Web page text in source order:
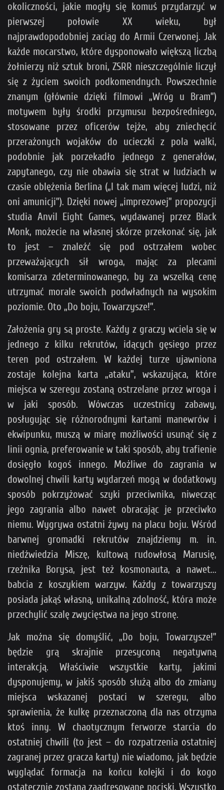
okoliczności, jakie mogły się komuś przydarzyć w
pierwszej połowie XX wieku, był
najprawdopodobniej zaciąg do Armii Czerwonej. Jak
każde mocarstwo, które dysponowało większą liczbą
żołnierzy niż sztuk broni, ZSRR nieszczególnie liczył
się z życiem swoich podkomendnych. Powszechnie
znanym (głównie dzięki filmowi „Wróg u Bram”)
motywem były środki przymusu bezpośredniego,
stosowane przez oficerów tejże, aby zniechęcić
przerażonych wojaków do ucieczki z pola walki,
podobnie jak porzekadło jednego z generałów,
zapytanego, czy nie obawia się strat w ludziach w
czasie oblężenia Berlina („I tak mam więcej ludzi, niż
oni amunicji”). Dzięki nowej „imprezowej” propozycji
studia Anvil Eight Games, wydawanej przez Black
Monk, możecie na własnej skórze przekonać się, jak
to jest – znaleźć się pod ostrzałem wobec
przeważających sił wroga, mając za plecami
komisarza zdeterminowanego, by za wszelką cenę
utrzymać morale swoich podwładnych na wysokim
poziomie. Oto „Do boju, Towarzysze!”.
Założenia gry są proste. Każdy z graczy wciela się w
jednego z kilku rekrutów, idących gęsiego przez
teren pod ostrzałem. W każdej turze ujawniona
zostaje kolejna karta „ataku”, wskazująca, które
miejsca w szeregu zostaną ostrzelane przez wroga i
w jaki sposób. Wówczas uczestnicy zabawy,
posługując się różnorodnymi kartami manewrów i
ekwipunku, muszą w miarę możliwości usunąć się z
linii ognia, preferowanie w taki sposób, aby trafienie
dosięgło kogoś innego. Możliwe do zagrania w
dowolnej chwili karty wydarzeń mogą w dodatkowy
sposób pokrzyżować szyki przeciwnika, niwecząc
jego zagrania albo nawet obracając je przeciwko
niemu. Wygrywa ostatni żywy na placu boju. Wśród
barwnej gromadki rekrutów znajdziemy m. in.
niedźwiedzia Miszę, kultową rudowłosą Marusię,
rzeźnika Borysa, jest też kosmonauta, a nawet...
babcia z koszykiem warzyw. Każdy z towarzyszy
posiada jakąś własną, unikalną zdolność, która może
przechylić szalę zwycięstwa na jego stronę.
Jak można się domyślić, „Do boju, Towarzysze!”
będzie grą skrajnie przesyconą negatywną
interakcją. Właściwie wszystkie karty, jakimi
dysponujemy, w jakiś sposób służą albo do zmiany
miejsca wskazanej postaci w szeregu, albo
sprawienia, że kulkę przeznaczoną dla nas otrzyma
ktoś inny. W chaotycznym ferworze starcia do
ostatniej chwili (to jest – do rozpatrzenia ostatniej
zagranej przez gracza karty) nie wiadomo, jak będzie
wyglądać formacja na końcu kolejki i do kogo
ostatecznie zostaną zaadresowane pociski. Wszystko